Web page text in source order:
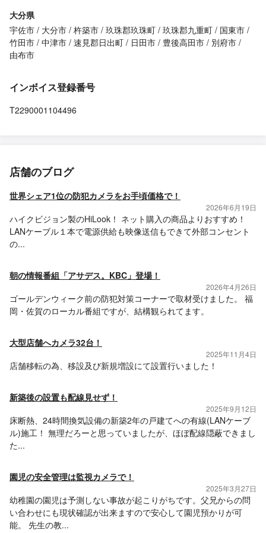
大分県
宇佐市
大分市 杵築市 玖珠郡玖珠町 玖珠郡九重町
国東市
竹田市 中津市 速見郡日出町 日田市 豊後高田市
別府市
由布市
インボイス登録番号
T2290001104496
店舗のブログ
世界シェア1位の防犯カメラをお手頃価格で！
2026年6月19日
ハイクビジョン製のHiLook！ ネット購入の商品よりおすすめ！
LANケーブル１本で電源供給も映像送信もできて外部コンセント
の...
朝の情報番組「アサデス。KBC」登場！
2026年4月26日
ゴールデンウィーク前の防犯対策コーナーで取材受けました。 福
岡・佐賀のローカル番組ですが、結構観られてます。
大型店舗へカメラ32台！
2025年11月4日
店舗移転の為、移設及び新規増設にて設置行いました！
新築後の設置も配線見せず！
2025年9月12日
床断熱、24時間換気設備の新築2年の戸建てへの有線(LANケーブ
ル)施工！ 無理だろーと思っていましたが、ほぼ配線隠蔽できまし
た...
園児の安全管理は監視カメラで！
2025年3月27日
幼稚園の園児は予測しない事故が起こりがちです。父兄からの問
い合わせにも現状確認が出来ますので安心して園児預かりが可
能。 先生の教...